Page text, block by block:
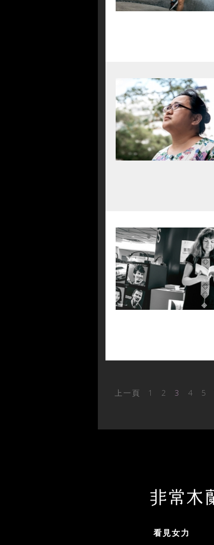
上一頁 1 2 3 4 5
看見女力